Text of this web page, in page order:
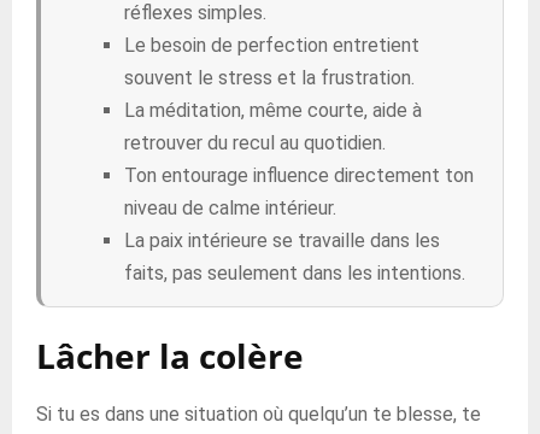
réflexes simples.
Le besoin de perfection entretient
souvent le stress et la frustration.
La méditation, même courte, aide à
retrouver du recul au quotidien.
Ton entourage influence directement ton
niveau de calme intérieur.
La paix intérieure se travaille dans les
faits, pas seulement dans les intentions.
Lâcher la colère
Si tu es dans une situation où quelqu’un te blesse, te